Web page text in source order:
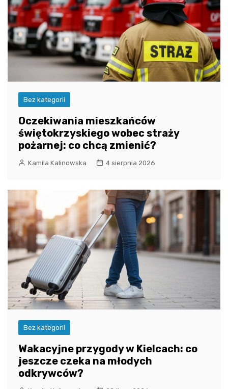
Bez kategorii
Oczekiwania mieszkańców
świętokrzyskiego wobec straży
pożarnej: co chcą zmienić?
Kamila Kalinowska 4 sierpnia 2026
Bez kategorii
Wakacyjne przygody w Kielcach: co
jeszcze czeka na młodych
odkrywców?